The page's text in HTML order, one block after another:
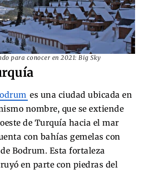
para conocer en 2021: Big Sky
es una ciudad ubicada en
nombre, que se extiende
de Turquía hacia el mar
con bahías gemelas con
Bodrum. Esta fortaleza
en parte con piedras del